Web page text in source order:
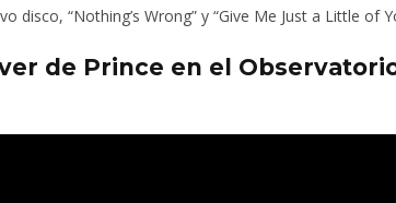
“Nothing’s Wrong” y “Give Me Just a Little of
de Prince en el